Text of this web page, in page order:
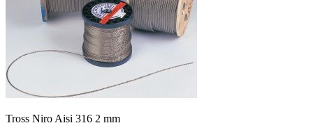
Tross Niro Aisi 316 2 mm